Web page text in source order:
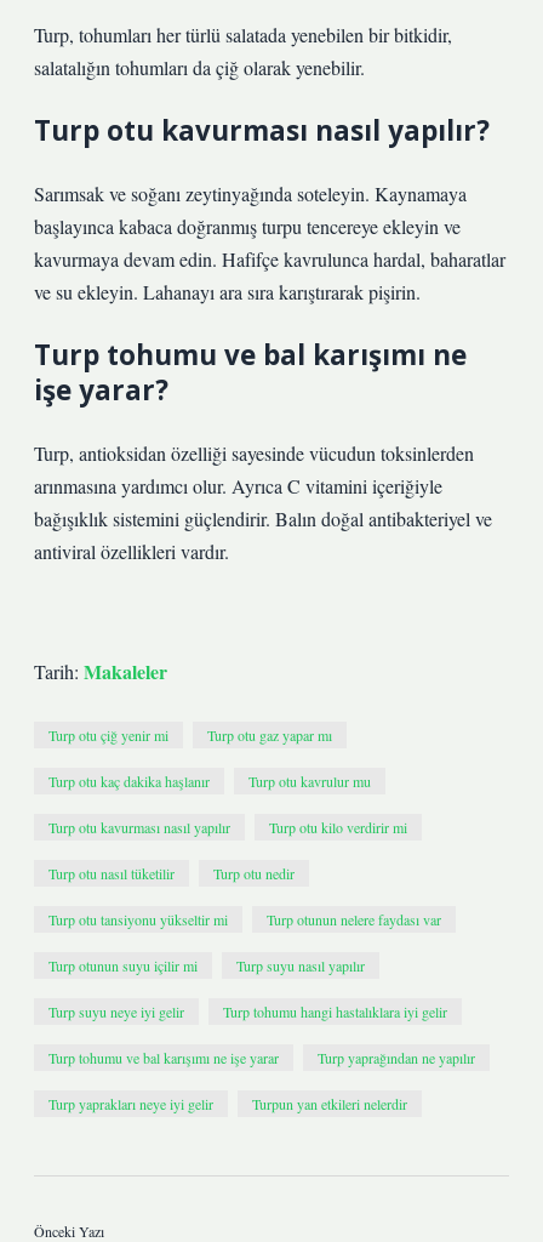
Turp, tohumları her türlü salatada yenebilen bir bitkidir,
salatalığın tohumları da çiğ olarak yenebilir.
Turp otu kavurması nasıl yapılır?
Sarımsak ve soğanı zeytinyağında soteleyin. Kaynamaya
başlayınca kabaca doğranmış turpu tencereye ekleyin ve
kavurmaya devam edin. Hafifçe kavrulunca hardal, baharatlar
ve su ekleyin. Lahanayı ara sıra karıştırarak pişirin.
Turp tohumu ve bal karışımı ne
işe yarar?
Turp, antioksidan özelliği sayesinde vücudun toksinlerden
arınmasına yardımcı olur. Ayrıca C vitamini içeriğiyle
bağışıklık sistemini güçlendirir. Balın doğal antibakteriyel ve
antiviral özellikleri vardır.
Tarih: Makaleler
Turp otu çiğ yenir mi Turp otu gaz yapar mı
Turp otu kaç dakika haşlanır Turp otu kavrulur mu
Turp otu kavurması nasıl yapılır Turp otu kilo verdirir mi
Turp otu nasıl tüketilir Turp otu nedir
Turp otu tansiyonu yükseltir mi Turp otunun nelere faydası var
Turp otunun suyu içilir mi Turp suyu nasıl yapılır
Turp suyu neye iyi gelir Turp tohumu hangi hastalıklara iyi gelir
Turp tohumu ve bal karışımı ne işe yarar Turp yaprağından ne yapılır
Turp yaprakları neye iyi gelir Turpun yan etkileri nelerdir
Önceki Yazı